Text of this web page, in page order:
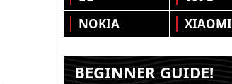
NOKIA
XIAOMI
BEGINNER GUIDE!